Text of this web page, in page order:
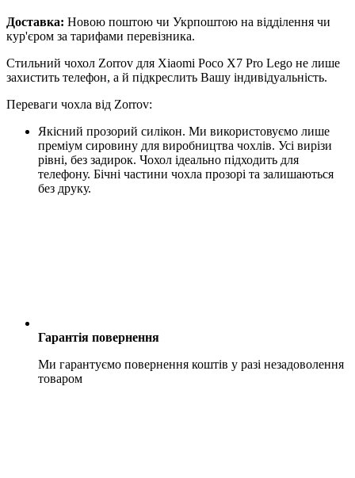
Доставка: Новою поштою чи Укрпоштою на відділення чи
кур'єром за тарифами перевізника.
Стильний чохол Zorrov для Xiaomi Poco X7 Pro Lego не лише
захистить телефон, а й підкреслить Вашу індивідуальність.
Переваги чохла від Zorrov:
Якісний прозорий силікон. Ми використовуємо лише
преміум сировину для виробництва чохлів. Усі вирізи
рівні, без задирок. Чохол ідеально підходить для
телефону. Бічні частини чохла прозорі та залишаються
без друку.
Гарантія повернення
Ми гарантуємо повернення коштів у разі незадоволення
товаром